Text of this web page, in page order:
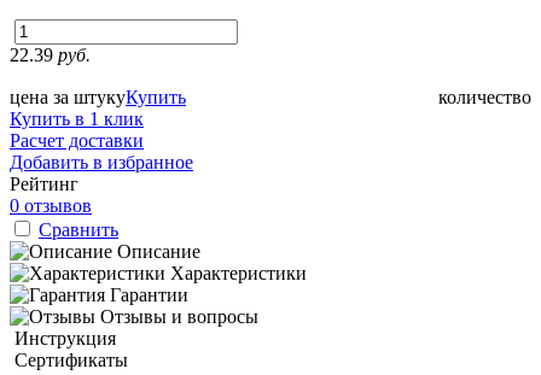
22.39 руб.
цена за штуку количество
Купить
Купить в 1 клик
Расчет доставки
Добавить в избранное
Рейтинг
0 отзывов
Сравнить
Описание
Характеристики
Гарантии
Отзывы и вопросы
Инструкция
Сертификаты